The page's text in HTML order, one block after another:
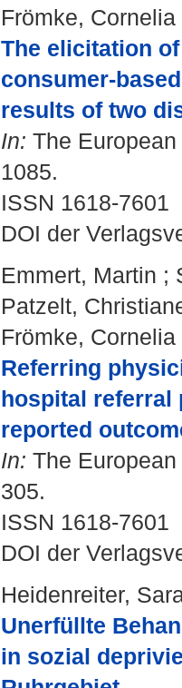
Frömke, Cornelia
The elicitation
consumer-
results of two
In: The
1085.
ISSN 1618-7601
DOI der
Emmert, Martin ;
Patzelt,
Frömke, Cornelia
Referring
hospital referral
reported
In: The
305.
ISSN 1618-7601
DOI der
Heidenreiter,
Unerfüllte
in sozial